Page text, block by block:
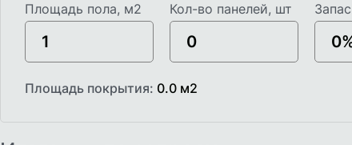
Площадь пола, м2 Кол-во панелей, шт
Площадь покрытия: 0.0 м2